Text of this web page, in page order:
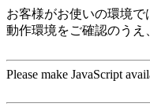
お客様がお使いの環境で
動作環境をご確認のうえ
Please make JavaScript